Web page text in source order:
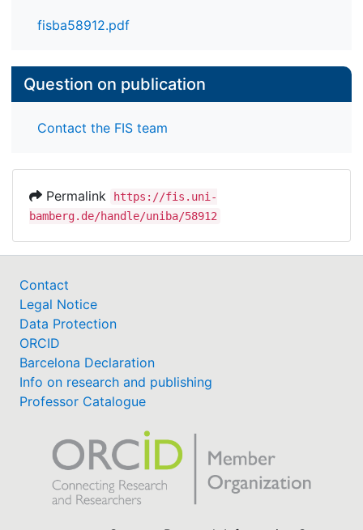
fisba58912.pdf
Question on publication
Contact the FIS team
Permalink
https://fis.uni-
bamberg.de/handle/uniba/58912
Contact
Legal Notice
Data Protection
ORCID
Barcelona Declaration
Info on research and publishing
Professor Catalogue